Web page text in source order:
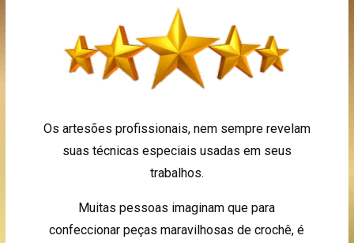
Os artesões profissionais, nem sempre revelam
suas técnicas especiais usadas em seus
trabalhos.
Muitas pessoas imaginam que para
confeccionar peças maravilhosas de crochê, é